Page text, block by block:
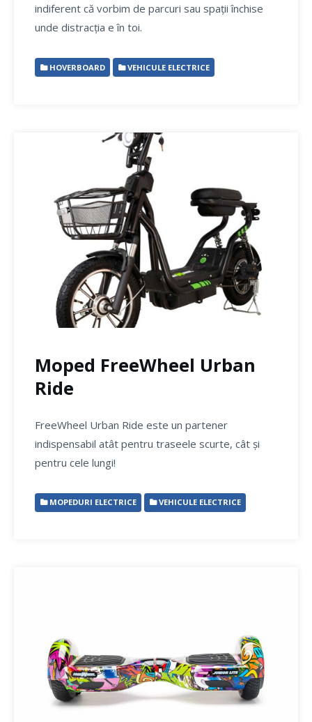
indiferent că vorbim de parcuri sau spații închise
unde distracția e în toi.
HOVERBOARD VEHICULE ELECTRICE
Moped FreeWheel Urban
Ride
FreeWheel Urban Ride este un partener
indispensabil atât pentru traseele scurte, cât și
pentru cele lungi!
MOPEDURI ELECTRICE VEHICULE ELECTRICE